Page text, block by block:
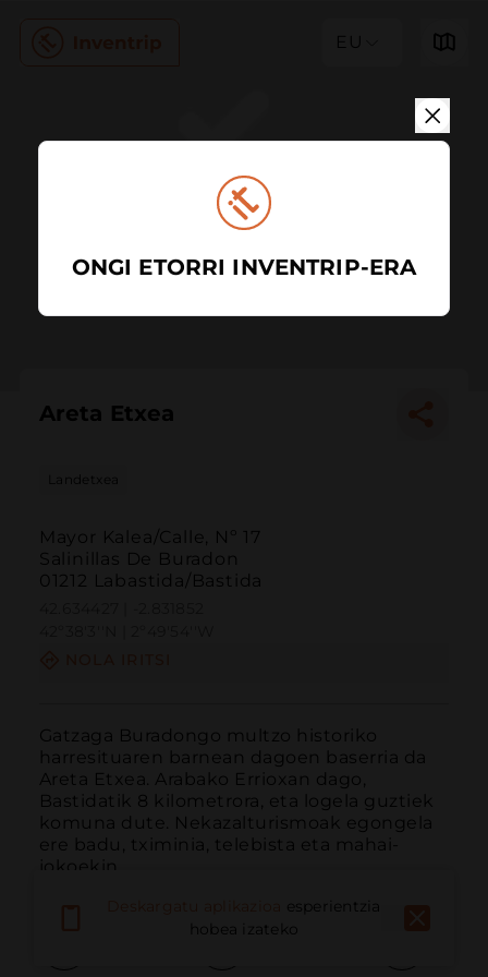
EU
Areta Etxea
Landetxea
Mayor Kalea/Calle, Nº 17
Salinillas De Buradon
01212 Labastida/Bastida
Gatzaga Buradongo multzo historiko
harresituaren barnean dagoen baserria da
Areta Etxea. Arabako Errioxan dago,
Bastidatik 8 kilometrora, eta logela guztiek
komuna dute. Nekazalturismoak egongela
ere badu, tximinia, telebista eta mahai-
jokoekin.
esperientzia
hobea izateko
ONGI ETORRI INVENTRIP-ERA